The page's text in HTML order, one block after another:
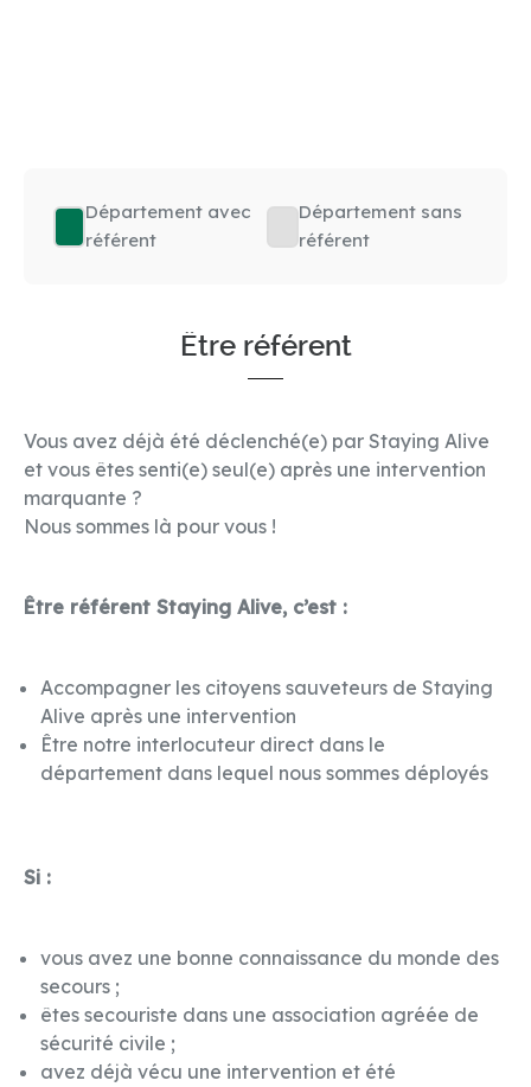
Département avec
référent
Département sans
référent
Être référent
Vous avez déjà été déclenché(e) par Staying Alive
et vous êtes senti(e) seul(e) après une intervention
marquante ?
Nous sommes là pour vous !
Être référent Staying Alive, c’est :
Accompagner les citoyens sauveteurs de Staying
Alive après une intervention
Être notre interlocuteur direct dans le
département dans lequel nous sommes déployés
Si :
vous avez une bonne connaissance du monde des
secours ;
êtes secouriste dans une association agréée de
sécurité civile ;
avez déjà vécu une intervention et été